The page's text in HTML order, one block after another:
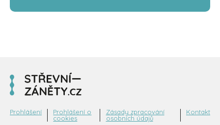
Prohlášení
Prohlášení o
cookies
Zásady zpracování
osobních údajů
Kontakt